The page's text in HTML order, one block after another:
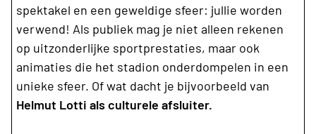
spektakel en een geweldige sfeer: jullie worden
verwend! Als publiek mag je niet alleen rekenen
op uitzonderlijke sportprestaties, maar ook
animaties die het stadion onderdompelen in een
unieke sfeer. Of wat dacht je bijvoorbeeld van
Helmut Lotti als culturele afsluiter.